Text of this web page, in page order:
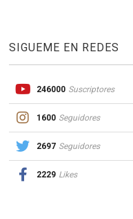
SIGUEME EN REDES
246000 Suscriptores
1600 Seguidores
2697 Seguidores
2229 Likes